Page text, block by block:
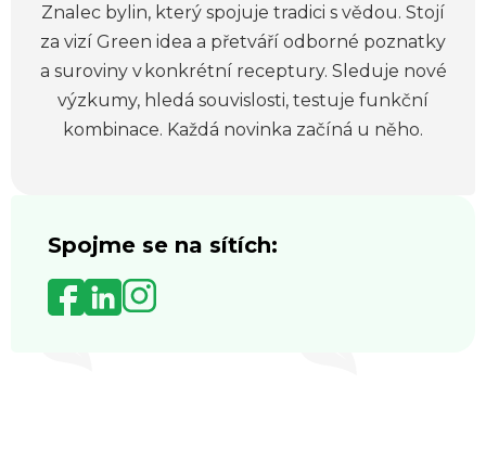
Znalec bylin, který spojuje tradici s vědou. Stojí
za vizí Green idea a přetváří odborné poznatky
a suroviny v konkrétní receptury. Sleduje nové
výzkumy, hledá souvislosti, testuje funkční
kombinace. Každá novinka začíná u něho.
Spojme se na sítích: